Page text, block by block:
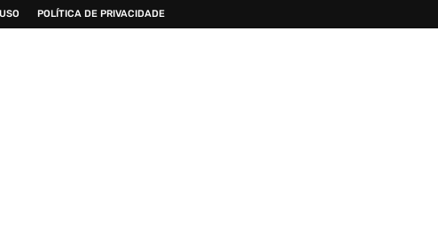
POLÍTICA DE PRIVACIDADE